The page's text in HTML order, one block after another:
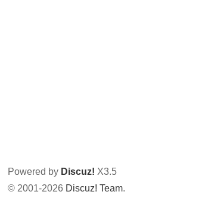
Powered by Discuz! X3.5
© 2001-2026 Discuz! Team.